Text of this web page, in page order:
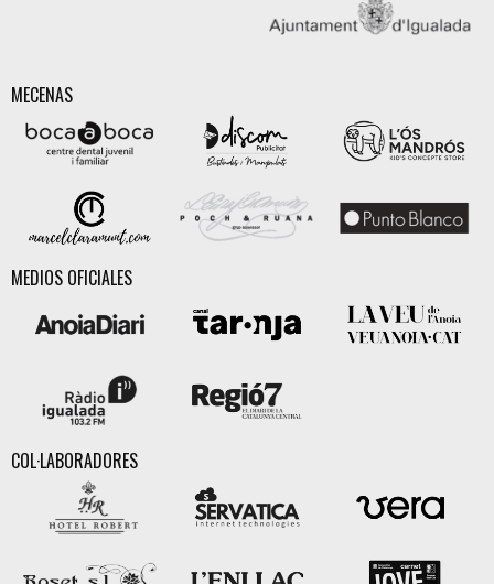
MECENAS
MEDIOS OFICIALES
COL·LABORADORES